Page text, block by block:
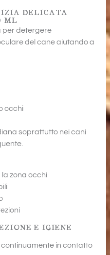
DELICATA
ML
per detergere
del cane aiutando a
occhi
soprattutto nei cani
zona occhi
E IGIENE
in contatto